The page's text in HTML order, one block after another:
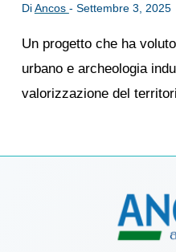
DiAncos - Settembre 3, 2025
Un progetto che ha
urbano e archeologia
valorizzazione del